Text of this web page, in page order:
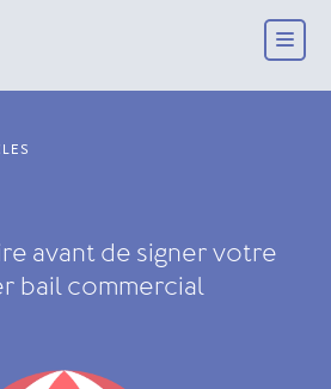
avant de signer votre
bail commercial